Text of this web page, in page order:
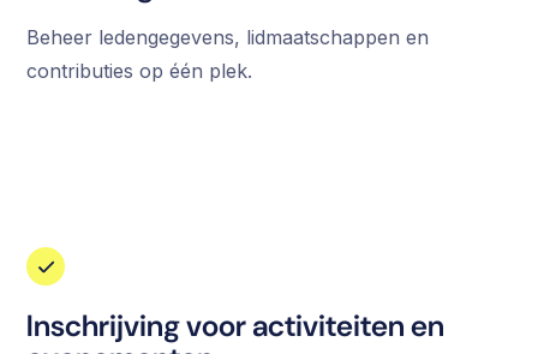
Beheer ledengegevens, lidmaatschappen en
contributies op één plek.
Inschrijving voor activiteiten en